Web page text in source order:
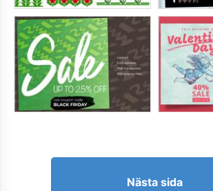
Nästa sida